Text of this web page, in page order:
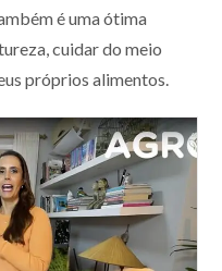
é uma ótima
cuidar do meio
próprios alimentos.